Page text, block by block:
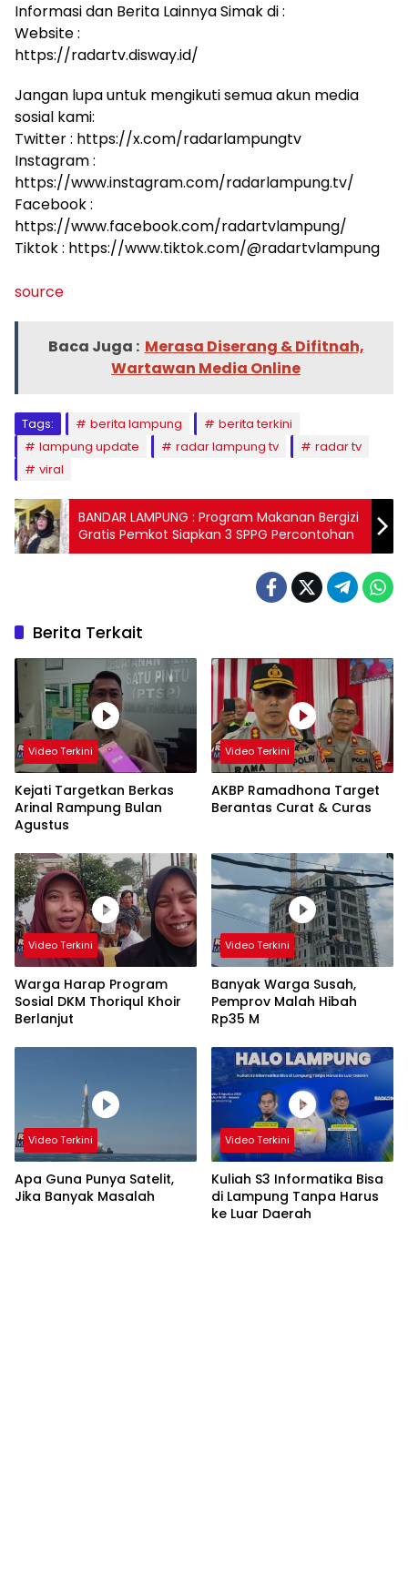
Informasi dan Berita Lainnya Simak di :
Website :
https://radartv.disway.id/
Jangan lupa untuk mengikuti semua akun media
sosial kami:
Twitter : https://x.com/radarlampungtv
Instagram :
https://www.instagram.com/radarlampung.tv/
Facebook :
https://www.facebook.com/radartvlampung/
Tiktok : https://www.tiktok.com/@radartvlampung
source
Baca Juga : Merasa Diserang & Difitnah,
Wartawan Media Online
Tags: berita lampung
berita terkini
lampung update
radar lampung tv
radar tv
viral
BANDAR LAMPUNG : Program Makanan Bergizi
Gratis Pemkot Siapkan 3 SPPG Percontohan
Berita Terkait
Video Terkini
Kejati Targetkan Berkas
Arinal Rampung Bulan
Agustus
Video Terkini
AKBP Ramadhona Target
Berantas Curat & Curas
Video Terkini
Warga Harap Program
Sosial DKM Thoriqul Khoir
Berlanjut
Video Terkini
Banyak Warga Susah,
Pemprov Malah Hibah
Rp35 M
Video Terkini
Apa Guna Punya Satelit,
Jika Banyak Masalah
Video Terkini
Kuliah S3 Informatika Bisa
di Lampung Tanpa Harus
ke Luar Daerah